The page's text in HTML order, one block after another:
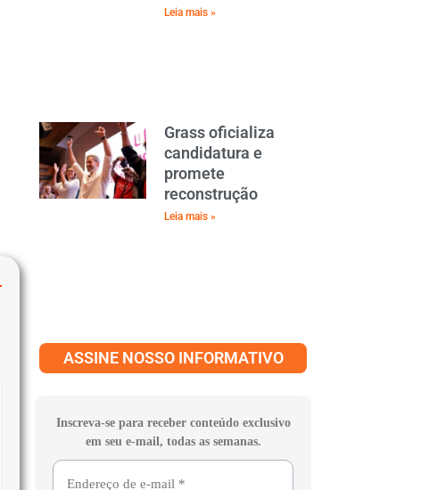
Leia mais »
Grass oficializa
candidatura e
promete
reconstrução
Leia mais »
ASSINE NOSSO INFORMATIVO
Inscreva-se para receber conteúdo exclusivo
em seu e-mail, todas as semanas.